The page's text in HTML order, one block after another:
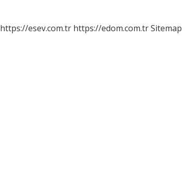
https://esev.com.tr https://edom.com.trSitemap